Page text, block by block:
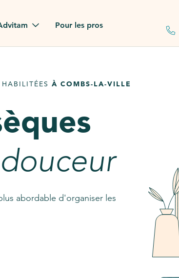
dans la presse
notre FAQ
Pour les pros
À COMBS-LA-VILLE
abordable d'organiser les